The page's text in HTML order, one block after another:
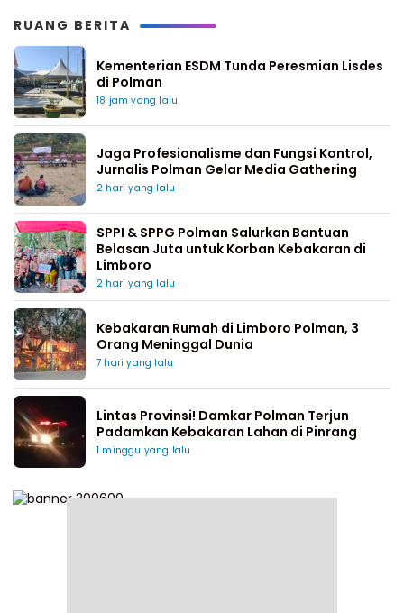
RUANG BERITA
Kementerian ESDM Tunda Peresmian Lisdes
di Polman
18 jam yang lalu
Jaga Profesionalisme dan Fungsi Kontrol,
Jurnalis Polman Gelar Media Gathering
2 hari yang lalu
SPPI & SPPG Polman Salurkan Bantuan
Belasan Juta untuk Korban Kebakaran di
Limboro
2 hari yang lalu
Kebakaran Rumah di Limboro Polman, 3
Orang Meninggal Dunia
7 hari yang lalu
Lintas Provinsi! Damkar Polman Terjun
Padamkan Kebakaran Lahan di Pinrang
1 minggu yang lalu